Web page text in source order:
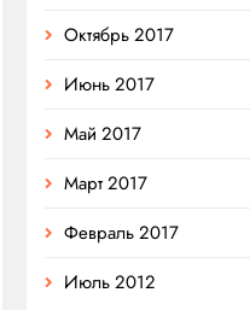
Октябрь 2017
Июнь 2017
Май 2017
Март 2017
Февраль 2017
Июль 2012